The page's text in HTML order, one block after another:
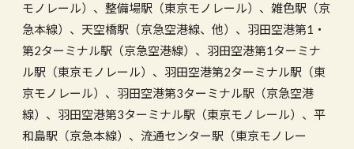
モノレール）、整備場駅（東京モノレール）、雑色駅（京
急本線）、天空橋駅（京急空港線、他）、羽田空港第1・
第2ターミナル駅（京急空港線）、羽田空港第1ターミナ
ル駅（東京モノレール）、羽田空港第2ターミナル駅（東
京モノレール）、羽田空港第3ターミナル駅（京急空港
線）、羽田空港第3ターミナル駅（東京モノレール）、平
和島駅（京急本線）、流通センター駅（東京モノレー